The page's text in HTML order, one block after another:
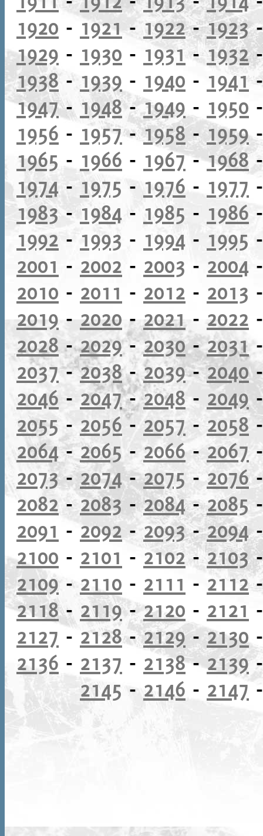
1920 - 1921-1922-1923
1929 - 1930 - 1931-1932
1938- 1939 - 1940 - 1941
1947- 1948-1949 - 1950
1956 - 1957-1958- 1959
1965 - 1966 - 1967-1968
1974 - 1975 - 1976 - 1977
1983- 1984 - 1985 - 1986
1992 - 1993 - 1994 - 1995
2001 - 2002 - 2003 - 2004
2010 - 2011 - 2012 - 2013
2019 - 2020 - 2021- 2022
2028-2029-2030-2031
2037-2038-2039-2040
2046 - 2047-2048 - 2049
2055 - 2056- 2057-2058
2064-2065 - 2066-2067
2073-2074-2075 -2076
2082 -2083-2084-2085
2091 -2092 -2093-2094
2100 - 2101 - 2102-2103
2109- 2110 - 2111 - 2112
2118- 2119-2120 - 2121
2127 - 2128-2129-2130
2136 - 2137 - 2138-2139
2145 - 2146 - 2147